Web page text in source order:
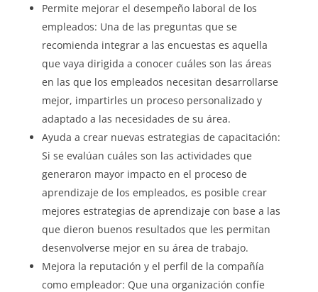
Permite mejorar el desempeño laboral de los
empleados: Una de las preguntas que se
recomienda integrar a las encuestas es aquella
que vaya dirigida a conocer cuáles son las áreas
en las que los empleados necesitan desarrollarse
mejor, impartirles un proceso personalizado y
adaptado a las necesidades de su área.
Ayuda a crear nuevas estrategias de capacitación:
Si se evalúan cuáles son las actividades que
generaron mayor impacto en el proceso de
aprendizaje de los empleados, es posible crear
mejores estrategias de aprendizaje con base a las
que dieron buenos resultados que les permitan
desenvolverse mejor en su área de trabajo.
Mejora la reputación y el perfil de la compañía
como empleador: Que una organización confíe